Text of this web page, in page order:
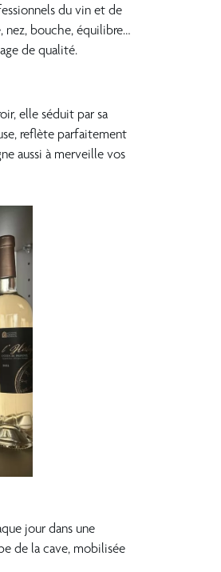
du vin et de
nez, bouche, équilibre…
de qualité.
elle séduit par sa
reflète parfaitement
aussi à merveille vos
jour dans une
de la cave, mobilisée